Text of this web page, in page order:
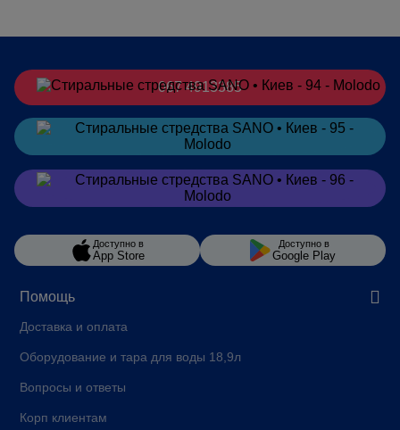
Помощь
Доставка и оплата
Оборудование и тара для воды 18,9л
Вопросы и ответы
Корп клиентам
067 4913385
Заказатьв Telegram
Заказатьв Viber
Доступно в
App Store
Доступно в
Google Play